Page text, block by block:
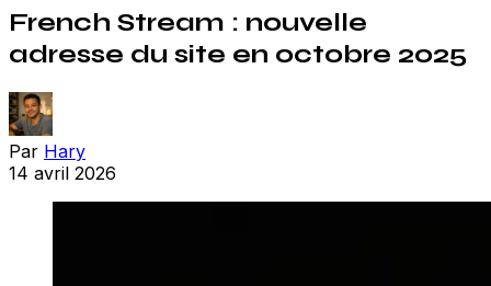
French Stream : nouvelle
adresse du site en octobre 2025
Par Hary
14 avril 2026